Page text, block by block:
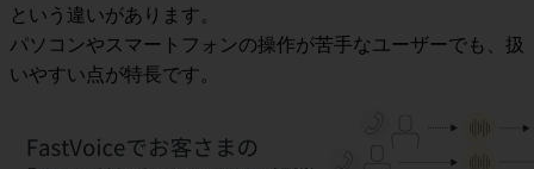
という違いがあります。
パソコンやスマートフォンの操作が苦手なユーザーでも、扱
いやすい点が特長です。